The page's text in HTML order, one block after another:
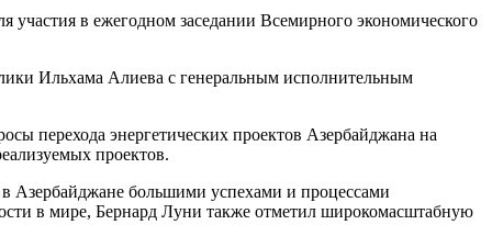
в ежегодном заседании Всемирного экономического
Ильхама Алиева с генеральным исполнительным
перехода энергетических проектов Азербайджана на
проектов.
Азербайджане большими успехами и процессами
в мире, Бернард Луни также отметил широкомасштабную